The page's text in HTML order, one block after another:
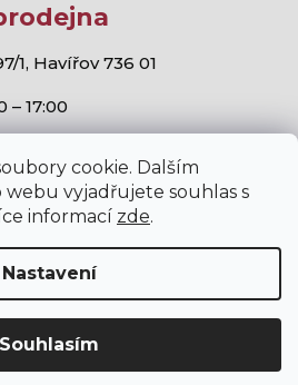
cookie. Dalším
vyjadřujete souhlas s
informací zde.
Nastavení
Souhlasím
1, Havířov 736 01
– 17:00
práva vyhrazena.
Studio S!cka
stramis.cz platí zákaz prodeje
osobám mladším 18 let.